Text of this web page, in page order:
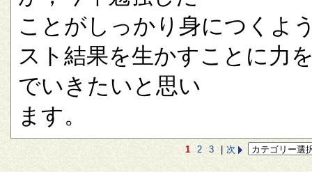
ことがしっかり身につくよ
スト結果を生かすことに力
でいきたいと思い
ます。
1 2 3 次